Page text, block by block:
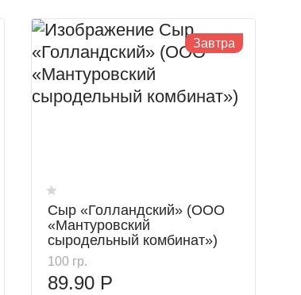
Завтра
Сыр «Голландский» (ООО
«Мантуровский
сыродельный комбинат»)
100 гр.
89.90 Р